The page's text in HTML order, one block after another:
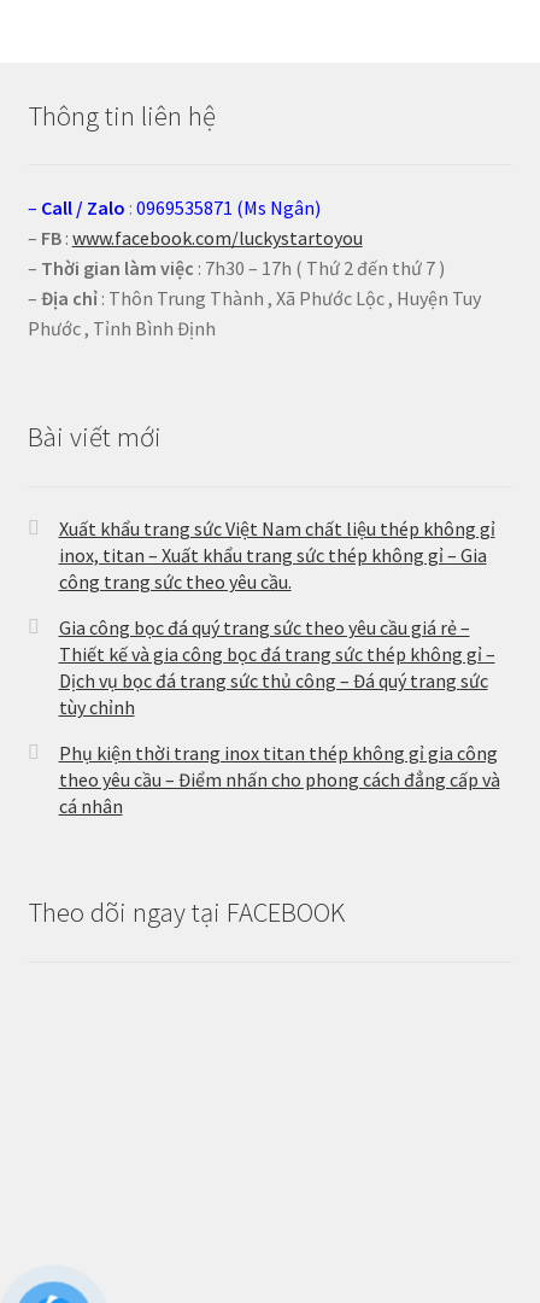
Thông tin liên hệ
– Call / Zalo : 0969535871 (Ms Ngân)
– FB: www.facebook.com/luckystartoyou
– Thời gian làm việc : 7h30 – 17h ( Thứ 2 đến thứ 7 )
– Địa chỉ: Thôn Trung Thành , Xã Phước Lộc , Huyện Tuy
Phước , Tỉnh Bình Định
Bài viết mới
Xuất khẩu trang sức Việt Nam chất liệu thép không gỉ
inox, titan – Xuất khẩu trang sức thép không gỉ – Gia
công trang sức theo yêu cầu.
Gia công bọc đá quý trang sức theo yêu cầu giá rẻ –
Thiết kế và gia công bọc đá trang sức thép không gỉ –
Dịch vụ bọc đá trang sức thủ công – Đá quý trang sức
tùy chỉnh
Phụ kiện thời trang inox titan thép không gỉ gia công
theo yêu cầu – Điểm nhấn cho phong cách đẳng cấp và
cá nhân
Theo dõi ngay tại FACEBOOK